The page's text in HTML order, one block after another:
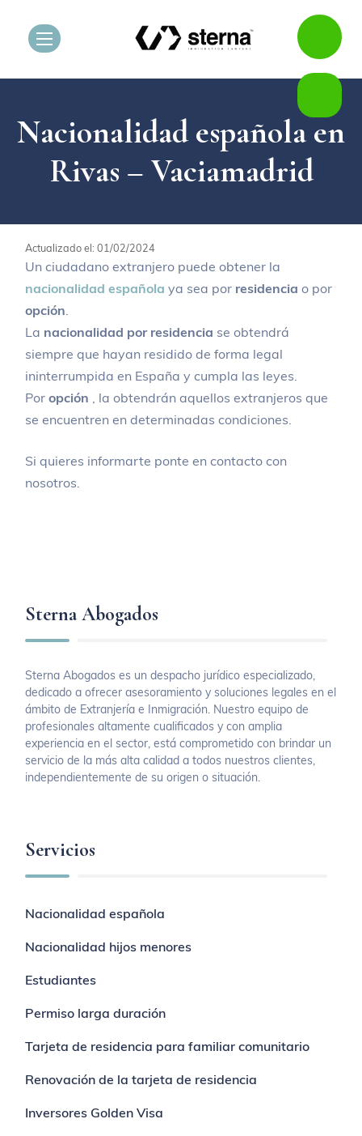
Nacionalidad española en
Rivas – Vaciamadrid
Actualizado el: 01/02/2024
Un ciudadano extranjero puede obtener la
nacionalidad española ya sea por residenciao por
opción
La nacionalidad por residencia se obtendrá
siempre que hayan residido de forma legal
ininterrumpida en España y cumpla las leyes.
Poropción
, la obtendrán aquellos extranjeros que
se encuentren en determinadas condiciones.
Si quieres informarte ponte en contacto con
nosotros.
Sterna Abogados
Sterna Abogados es un despacho jurídico especializado,
dedicado a ofrecer asesoramiento y soluciones legales en el
ámbito de Extranjería e Inmigración. Nuestro equipo de
profesionales altamente cualificados y con amplia
experiencia en el sector, está comprometido con brindar un
servicio de la más alta calidad a todos nuestros clientes,
independientemente de su origen o situación.
Servicios
Nacionalidad española
Nacionalidad hijos menores
Estudiantes
Permiso larga duración
Tarjeta de residencia para familiar comunitario
Renovación de la tarjeta de residencia
Inversores Golden Visa